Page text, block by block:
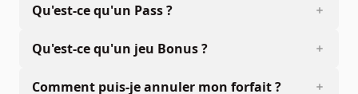
Qu'est-ce qu'un Pass ?
Qu'est-ce qu'un jeu Bonus ?
Comment puis-je annuler mon forfait ?